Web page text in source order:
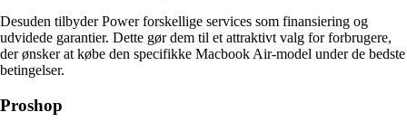
Desuden tilbyder Power forskellige services som finansiering og
udvidede garantier. Dette gør dem til et attraktivt valg for forbrugere,
der ønsker at købe den specifikke Macbook Air-model under de bedste
betingelser.
Proshop